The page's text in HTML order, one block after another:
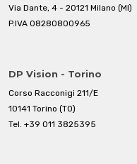
Via Dante, 4 - 20121 Milano (MI)
P.IVA 08280800965
DP Vision - Torino
Corso Racconigi 211/E
10141 Torino (TO)
Tel. +39 011 3825395